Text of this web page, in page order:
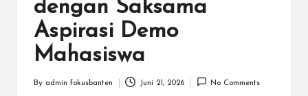
dengan Saksama
Aspirasi Demo
Mahasiswa
By admin fokusbanten Juni 21, 2026 No Comments